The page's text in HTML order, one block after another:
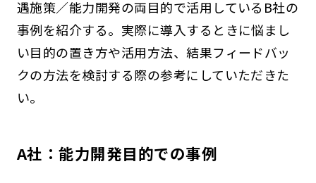
遇施策／能力開発の両目的で活用しているB社の
事例を紹介する。実際に導入するときに悩まし
い目的の置き方や活用方法、結果フィードバッ
クの方法を検討する際の参考にしていただきた
い。
A社：能力開発目的での事例